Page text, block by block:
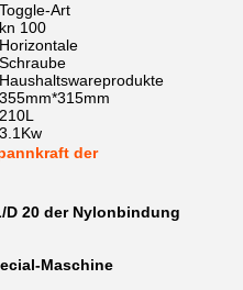
Toggle-Art
kn 100
Horizontale
Schraube
Haushaltswareprodukte
355mm*315mm
210L
3.1Kw
der
20 der Nylonbindung
Maschine